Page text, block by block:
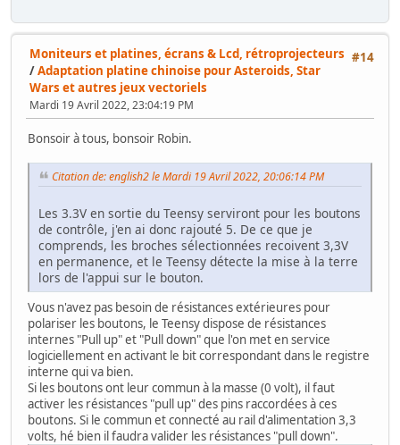
#14
Moniteurs et platines, écrans & Lcd, rétroprojecteurs
/Adaptation platine chinoise pour Asteroids, Star
Wars et autres jeux vectoriels
Mardi 19 Avril 2022, 23:04:19 PM
Bonsoir à tous, bonsoir Robin.
Citation de: english2 le Mardi 19 Avril 2022, 20:06:14 PM
Les 3.3V en sortie du Teensy serviront pour les boutons
de contrôle, j'en ai donc rajouté 5. De ce que je
comprends, les broches sélectionnées recoivent 3,3V
en permanence, et le Teensy détecte la mise à la terre
lors de l'appui sur le bouton.
Vous n'avez pas besoin de résistances extérieures pour
polariser les boutons, le Teensy dispose de résistances
internes "Pull up" et "Pull down" que l'on met en service
logiciellement en activant le bit correspondant dans le registre
interne qui va bien.
Si les boutons ont leur commun à la masse (0 volt), il faut
activer les résistances "pull up" des pins raccordées à ces
boutons. Si le commun et connecté au rail d'alimentation 3,3
volts, hé bien il faudra valider les résistances "pull down".